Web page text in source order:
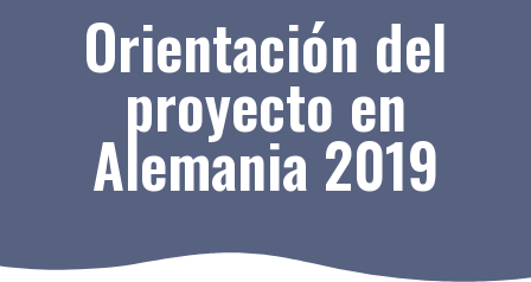
Orientación del
proyecto en
Alemania 2019